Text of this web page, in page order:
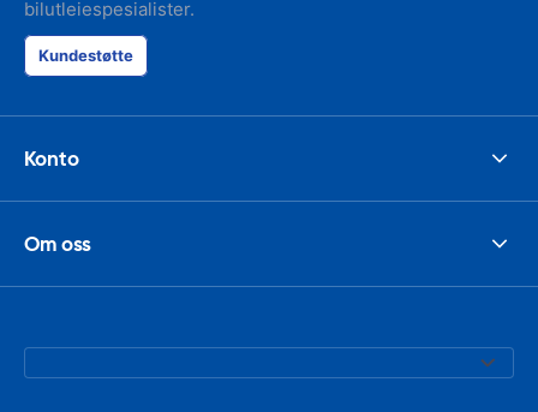
bilutleiespesialister.
Kundestøtte
Konto
Om oss